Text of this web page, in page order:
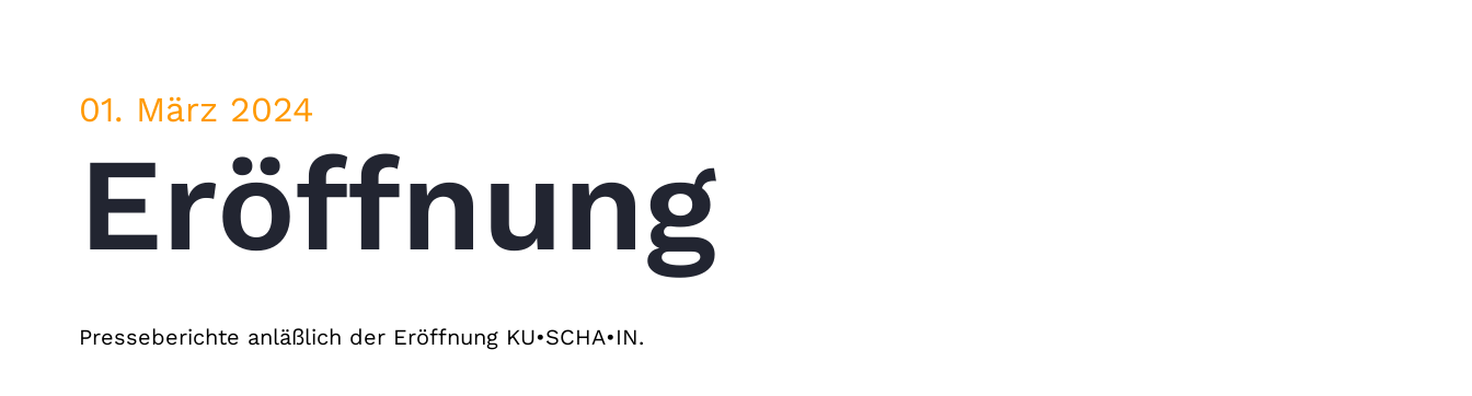
01. März 2024
Eröffnung
Presseberichte anläßlich der Eröffnung KU•SCHA•IN.